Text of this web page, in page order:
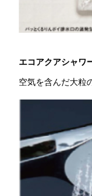
エコアクアシャワ
空気を含んだ大粒